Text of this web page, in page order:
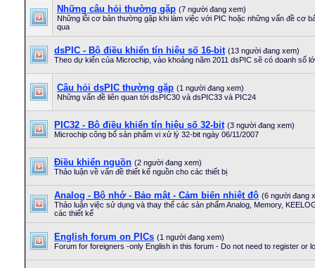
Những câu hỏi thường gặp (7 người đang xem)
Những lỗi cơ bản thường gặp khi làm việc với PIC hoặc những vấn đề cơ
qua
dsPIC - Bộ điều khiển tín hiệu số 16-bit (13 người đang xem)
Theo dự kiến của Microchip, vào khoảng năm 2011 dsPIC sẽ có doanh số
Câu hỏi dsPIC thường gặp (1 người đang xem)
Những vấn đề liên quan tới dsPIC30 và dsPIC33 và PIC24
PIC32 - Bộ điều khiển tín hiệu số 32-bit (3 người đang xem)
Microchip công bố sản phẩm vi xử lý 32-bit ngày 06/11/2007
Điều khiển nguồn (2 người đang xem)
Thảo luận về vấn đề thiết kế nguồn cho các thiết bị
Analog - Bộ nhớ - Bảo mật - Cảm biến nhiệt độ (6 người đang
Thảo luận việc sử dụng và thay thế các sản phẩm Analog, Memory,
các thiết kế
English forum on PICs (1 người đang xem)
Forum for foreigners -only English in this forum - Do not need to register or